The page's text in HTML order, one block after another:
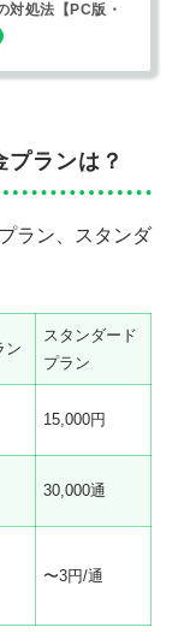
対処法【PC版・
ランは？
ラン、スタンダ
ン
スタンダード
プラン
15,000円
30,000通
〜3円/通